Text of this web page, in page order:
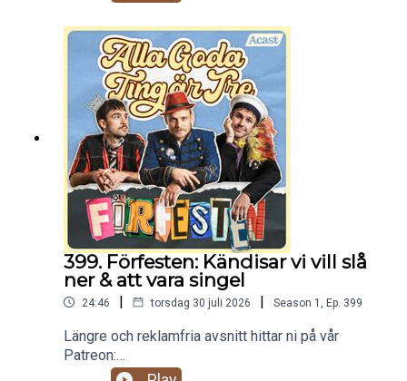
399. Förfesten: Kändisar vi vill slå
ner & att vara singel
24:46 | torsdag 30 juli 2026 | Season 1 , Ep. 399
Längre och reklamfria avsnitt hittar ni på vår
Patreon:
https://www.patreon.com/c/randommakingmovie